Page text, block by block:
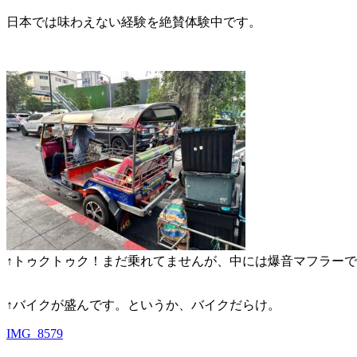
日本では味わえない経験を絶賛体験中です。
↑トゥクトゥク！まだ乗れてませんが、中には爆音マフラーで
↑バイクが盛んです。というか、バイクだらけ。
IMG_8579